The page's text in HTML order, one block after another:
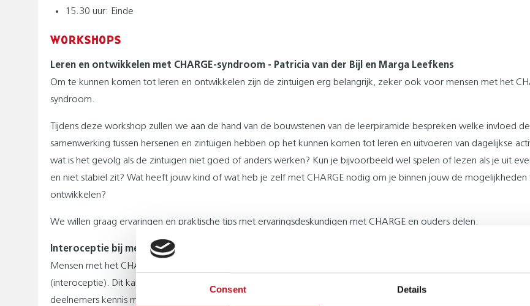
Consent Details
15.30 uur: Einde
WORKSHOPS
Leren en ontwikkelen met CHARGE-syndroom - Patricia van der Bijl en Marga Leefkens
Om te kunnen komen tot leren en ontwikkelen zijn de zintuigen erg belangrijk, zeker ook voor mensen met het
syndroom.
Tijdens deze workshop zullen we aan de hand van de bouwstenen van de leerpiramide bespreken welke invloed de
samenwerking tussen hersenen en zintuigen hebben op het kunnen komen tot leren en uitvoeren van dagelijkse
wat is het gevolg als de zintuigen niet goed of anders werken? Kun je bijvoorbeeld wel spelen of lezen als je uit
en niet stabiel zit? Wat heeft jouw kind of wat heb je zelf met CHARGE nodig om je binnen jouw de mogelijkheden
ontwikkelen?
We willen graag ervaringen en praktische tips met ervaringsdeskundigen met CHARGE en ouders delen.
Interoceptie bij mensen met het CHARGE-syndroom - Anke van den Berg en Anne Schoone
Mensen met het CHARGE-syndroom ervaren vaak uitdagingen in het waarnemen en interpreteren van
(interoceptie). Dit kan een sterke invloed hebben op hun zelfregulatie, gedrag en welbevinden. In deze workshop
deelnemers kennis met de basisprincipes van interoceptie en de specifieke zintuiglijke en neurologische kenmerken